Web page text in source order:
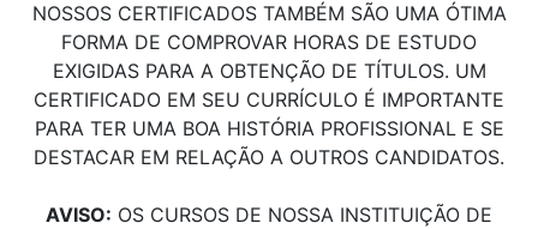
NOSSOS CERTIFICADOS TAMBÉM SÃO UMA ÓTIMA
FORMA DE COMPROVAR HORAS DE ESTUDO
EXIGIDAS PARA A OBTENÇÃO DE TÍTULOS. UM
CERTIFICADO EM SEU CURRÍCULO É IMPORTANTE
PARA TER UMA BOA HISTÓRIA PROFISSIONAL E SE
DESTACAR EM RELAÇÃO A OUTROS CANDIDATOS.
AVISO: OS CURSOS DE NOSSA INSTITUIÇÃO DE